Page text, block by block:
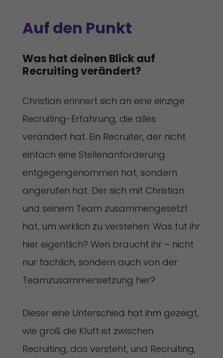
Auf den Punkt
Was hat deinen Blick auf
Recruiting verändert?
Christian erinnert sich an eine einzige
Recruiting-Erfahrung, die alles
verändert hat. Ein Recruiter, der nicht
einfach eine Stellenanforderung
entgegengenommen hat, sondern
angerufen hat. Der sich mit Christian
und seinem Team zusammengesetzt
hat, um wirklich zu verstehen: Was tut ihr
hier eigentlich? Wen braucht ihr – nicht
nur fachlich, sondern auch von der
Teamzusammensetzung her?
Dieser eine Unterschied hat ihm gezeigt,
wie groß die Kluft ist zwischen
Recruiting, das versteht, und Recruiting,